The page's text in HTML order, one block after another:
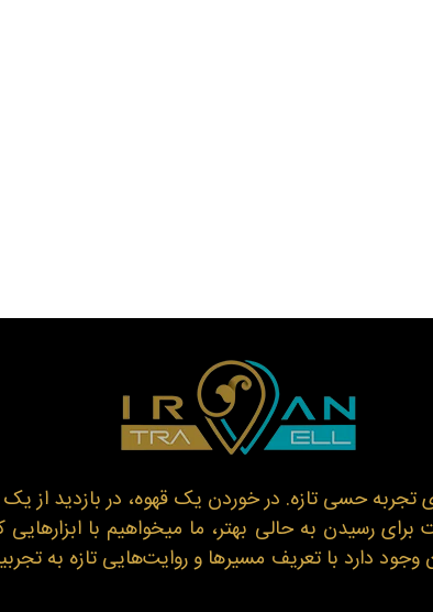
تجربه حسی تازه. در خوردن یک قهوه، در بازدید از
رسیدن به حالی بهتر، ما میخواهیم با ابزارهایی
دارد با تعریف مسیرها و روایت‌هایی تازه به